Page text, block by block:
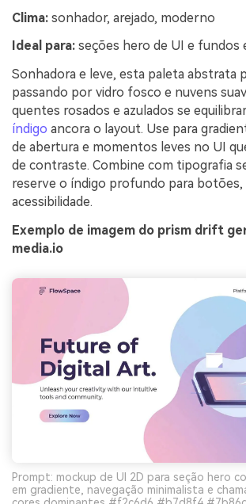
Clima: sonhador, arejado, moderno
Ideal para: seções hero de UI e fundos
Sonhadora e leve, esta paleta abstrata
passando por vidro fosco e nuvens
quentes rosados e azulados se
índigo ancora o layout. Use para
de abertura e momentos leves no UI
de contraste. Combine com tipografia
reserve o índigo profundo para botões,
acessibilidade.
Exemplo de imagem do prism drift
media.io
Prompt: mockup de UI 2D para seção hero
em gradiente, navegação minimalista e